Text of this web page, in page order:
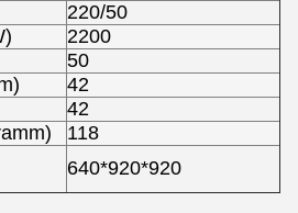
220/50
2200
50
42
42
118
640*920*920